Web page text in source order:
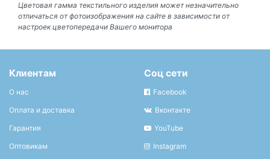
Цветовая гамма текстильного изделия может незначительно
отличаться от фотоизображения на сайте в зависимости от
настроек цветопередачи Вашего монитора
Клиентам
О нас
Оплата и доставка
Гарантия
Оптовикам
Соц сети
Facebook
Вконтакте
YouTube
Instagram